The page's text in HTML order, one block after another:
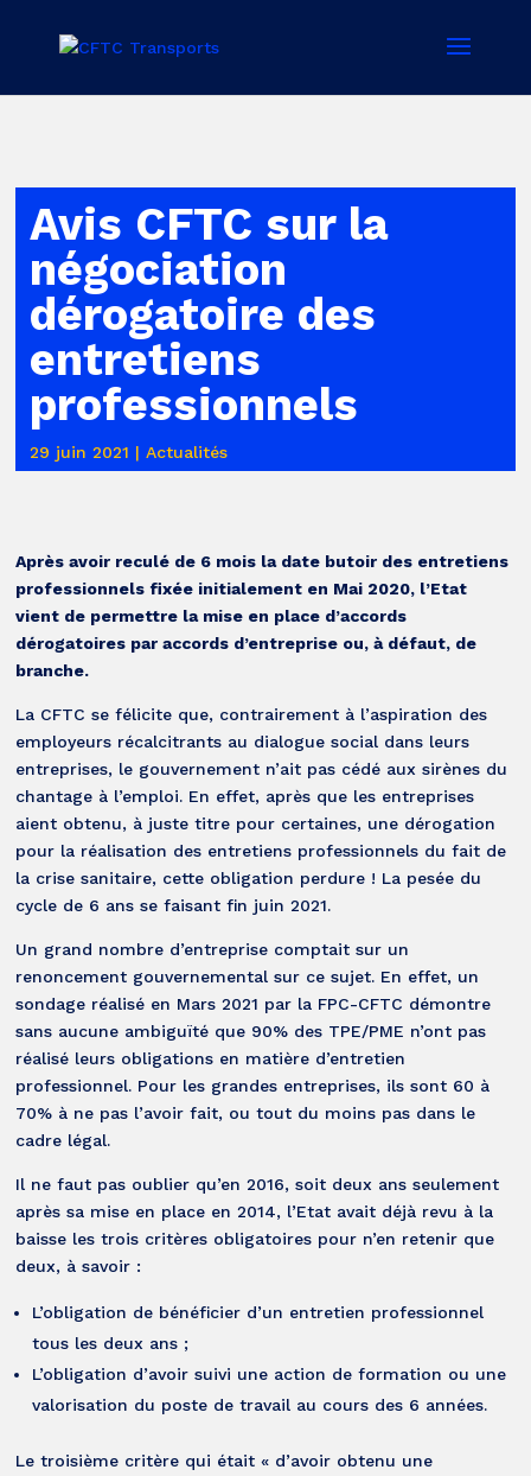
Avis CFTC sur la
négociation
dérogatoire des
entretiens
professionnels
29 juin 2021 |Actualités
Après avoir reculé de 6 mois la date butoir des entretiens
professionnels fixée initialement en Mai 2020, l’Etat
vient de permettre la mise en place d’accords
dérogatoires par accords d’entreprise ou, à défaut, de
branche.
La CFTC se félicite que, contrairement à l’aspiration des
employeurs récalcitrants au dialogue social dans leurs
entreprises, le gouvernement n’ait pas cédé aux sirènes du
chantage à l’emploi. En effet, après que les entreprises
aient obtenu, à juste titre pour certaines, une dérogation
pour la réalisation des entretiens professionnels du fait de
la crise sanitaire, cette obligation perdure ! La pesée du
cycle de 6 ans se faisant fin juin 2021.
Un grand nombre d’entreprise comptait sur un
renoncement gouvernemental sur ce sujet. En effet, un
sondage réalisé en Mars 2021 par la FPC-CFTC démontre
sans aucune ambiguïté que 90% des TPE/PME n’ont pas
réalisé leurs obligations en matière d’entretien
professionnel. Pour les grandes entreprises, ils sont 60 à
70% à ne pas l’avoir fait, ou tout du moins pas dans le
cadre légal.
Il ne faut pas oublier qu’en 2016, soit deux ans seulement
après sa mise en place en 2014, l’Etat avait déjà revu à la
baisse les trois critères obligatoires pour n’en retenir que
deux, à savoir :
L’obligation de bénéficier d’un entretien professionnel
tous les deux ans ;
L’obligation d’avoir suivi une action de formation ou une
valorisation du poste de travail au cours des 6 années.
Le troisième critère qui était « d’avoir obtenu une